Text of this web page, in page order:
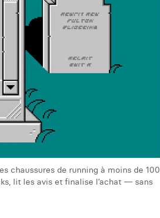
chaussures de running à moins de 100
lit les avis et finalise l’achat — sans